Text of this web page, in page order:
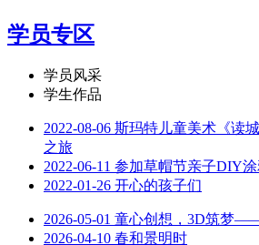
学员专区
学员风采
学生作品
2022-08-06 斯玛特儿童美术《读
之旅
2022-06-11 参加草帽节亲子DIY
2022-01-26 开心的孩子们
2026-05-01 童心创想，3D筑梦
2026-04-10 春和景明时